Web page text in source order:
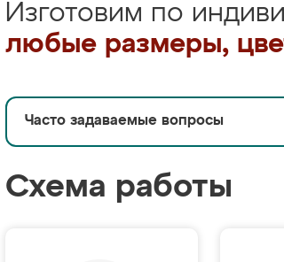
Изготовим по
любые размеры,
Часто задаваемые вопросы
Схема работы